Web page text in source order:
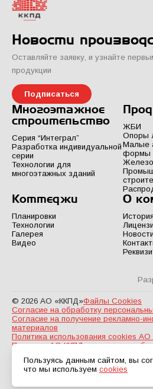
Пользуясь данным сайтом, вы
что мы используем cookies
Новости
Оставляйте заявку, и узнайте
продукции
Подписаться
Многоэтажное
строительство
Серия “Интеграл”
Разработка индивидуальной
серии
Технологии для
многоэтажных зданий
ЖБИ
Опоры
Малые
формы
Коттеджи
Планировки
Технологии
Галерея
Видео
О
История
Новости
© 2026 АО «ККПД»Файлы Cookies
Согласие на обработку
Согласие на получение рекламно-
материалов
Политика использования cookies АО
Политика АО ККПД в отношении